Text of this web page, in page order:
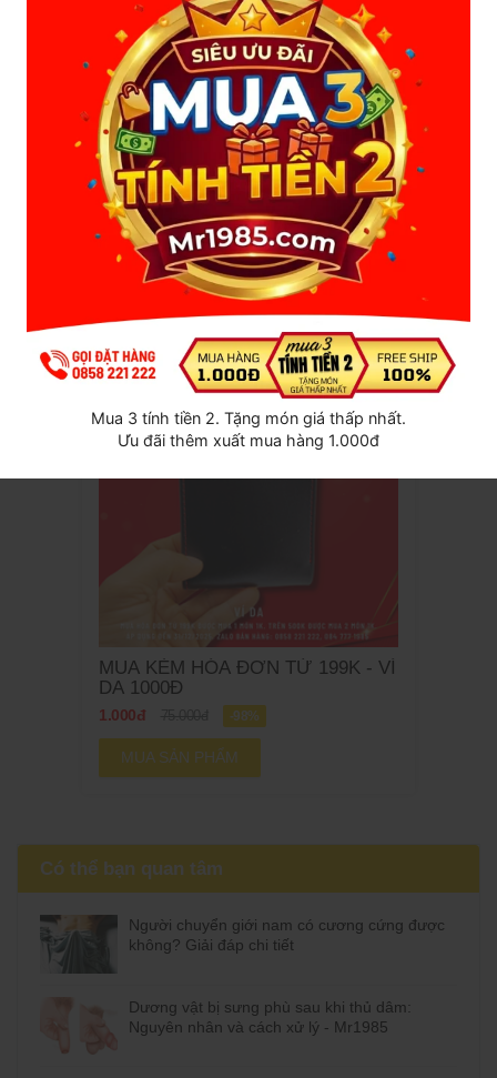
bấm vào đâyđể chat zalo với shop
Đặt hàng trực tiếp tại web: Mr1985.com, shop sẽ gọi xác
nhận sau.
SẢN PHẨM LIÊN QUAN
MUA KÈM HÓA ĐƠN TỪ 199K - VÍ
DA 1000Đ
1.000đ -98%
MUA SẢN PHẨM
Có thể bạn quan tâm
Người chuyển giới nam có cương cứng được
không? Giải đáp chi tiết
Dương vật bị sưng phù sau khi thủ dâm:
Nguyên nhân và cách xử lý - Mr1985
Mua 3 tính tiền 2. Tặng món giá thấp nhất.
Ưu đãi thêm xuất mua hàng 1.000đ